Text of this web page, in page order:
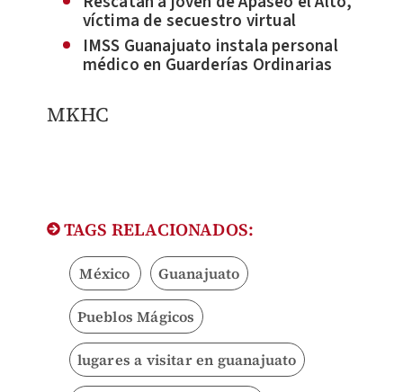
víctima de secuestro virtual
IMSS Guanajuato instala personal
médico en Guarderías Ordinarias
MKHC
TAGS RELACIONADOS:
México Guanajuato
Pueblos Mágicos
lugares a visitar en guanajuato